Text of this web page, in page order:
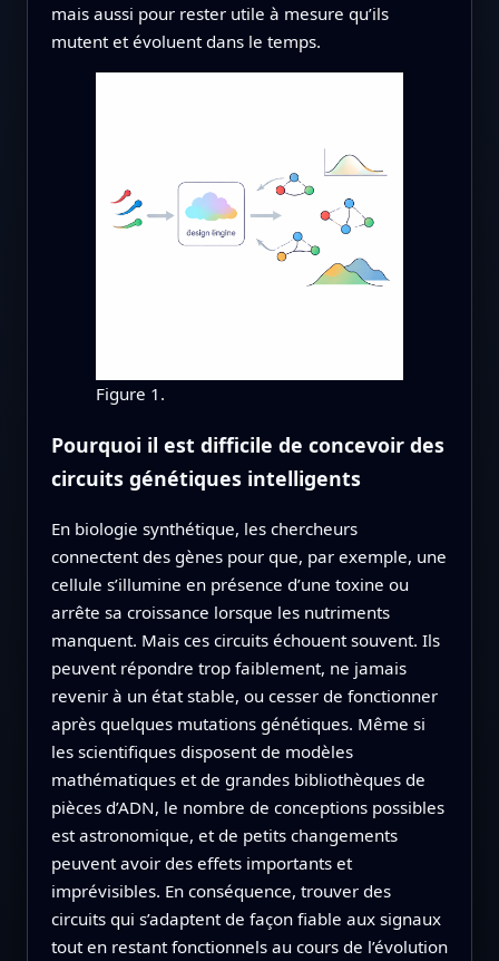
mais aussi pour rester utile à mesure qu’ils
mutent et évoluent dans le temps.
Figure 1.
Pourquoi il est difficile de concevoir des
circuits génétiques intelligents
En biologie synthétique, les chercheurs
connectent des gènes pour que, par exemple, une
cellule s’illumine en présence d’une toxine ou
arrête sa croissance lorsque les nutriments
manquent. Mais ces circuits échouent souvent. Ils
peuvent répondre trop faiblement, ne jamais
revenir à un état stable, ou cesser de fonctionner
après quelques mutations génétiques. Même si
les scientifiques disposent de modèles
mathématiques et de grandes bibliothèques de
pièces d’ADN, le nombre de conceptions possibles
est astronomique, et de petits changements
peuvent avoir des effets importants et
imprévisibles. En conséquence, trouver des
circuits qui s’adaptent de façon fiable aux signaux
tout en restant fonctionnels au cours de l’évolution